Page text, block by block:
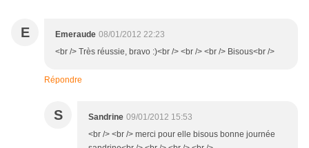
E Emeraude 08/01/2012 22:23
<br /> Très réussie, bravo :)<br /> <br /> <br /> Bisous<br />
Répondre
S Sandrine 09/01/2012 15:53
<br /> <br /> merci pour elle bisous bonne journée